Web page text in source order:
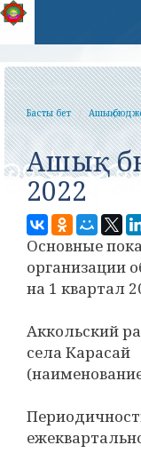
Басты бет Ашық
Ашық
2022
Основные
организации
на 1 квартал
Аккольский
села Карасай